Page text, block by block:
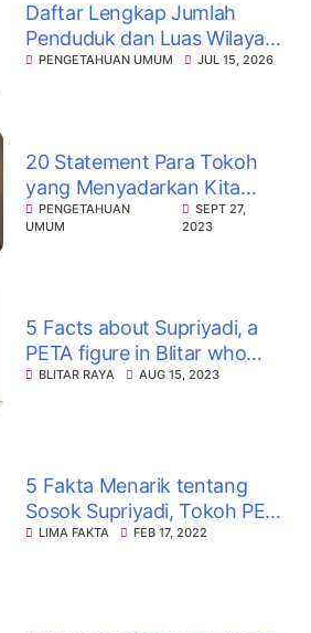
Daftar Lengkap Jumlah
Penduduk dan Luas Wilayah
38 Kabupaten/Kota di Jawa
PENGETAHUAN UMUM JUL 15, 2026
20 Statement Para Tokoh
yang Menyadarkan Kita
Pentingnya Belajar Sejarah
PENGETAHUAN
UMUM
SEPT 27,
2023
5 Facts about Supriyadi, a
PETA figure in Blitar who
disappeared mysteriously
BLITAR RAYA AUG 15, 2023
5 Fakta Menarik tentang
Sosok Supriyadi, Tokoh PETA
di Blitar yang Menghilang
LIMA FAKTA FEB 17, 2022